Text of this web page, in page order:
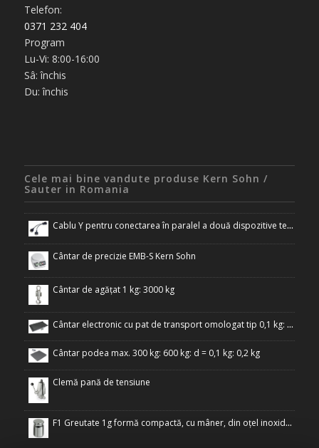
Telefon:
0371 232 404
Program
Lu-Vi: 8:00-16:00
Sâ: închis
Du: închis
Cele mai bine vandute produse Kern Sohn /
Sauter in Romania
Cablu Y pentru conectarea în paralel a două dispozitive terminale la interfața RS-232 a cântarului
Cântar de precizie EMB-S Kern Sohn
Cântar de agățat 1 kg: 3000 kg
Cântar electronic cu pat de transport omologat tip 0,1 kg: 300 kg
Cântar podea max. 300 kg: 600 kg: d = 0,1 kg: 0,2 kg
Clemă pană de tensiune
F1 Greutate 1g formă compactă, cu mâner, din oțel inoxidabil